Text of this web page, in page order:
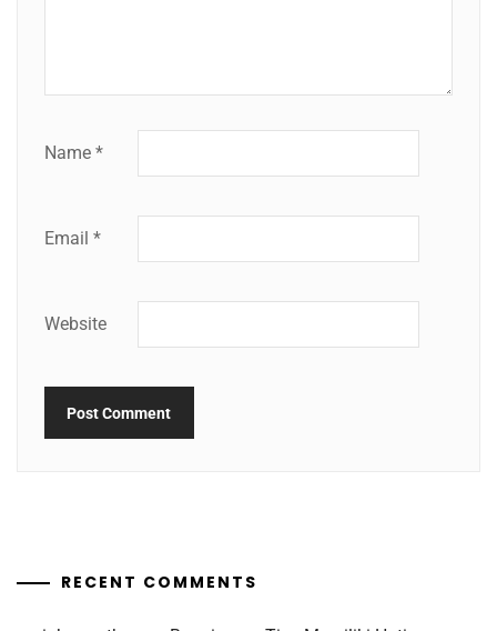
Name *
Email *
Website
RECENT COMMENTS